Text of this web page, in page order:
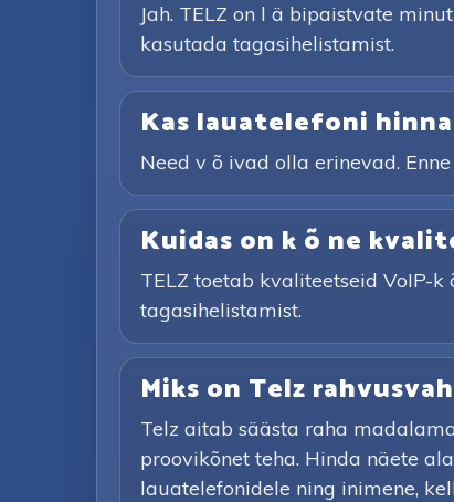
Jah. TELZ on l ä bipaistvate
kasutada tagasihelistamist.
Kas lauatelefoni
Need v õ ivad olla erinevad.
Kuidas on k õ ne
TELZ toetab kvaliteetseid VoIP-k
tagasihelistamist.
Miks on Telz
Telz aitab säästa raha
proovikõnet teha. Hinda näete
lauatelefonidele ning inimene,